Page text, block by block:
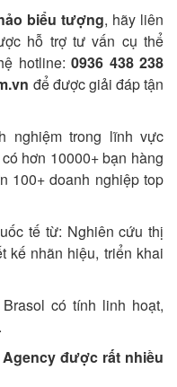
biểu tượng, hãy liên
hỗ trợ tư vấn cụ thể
hotline:0936 438 238
để được giải đáp tận
nghiệm trong lĩnh vực
hơn 10000+ bạn hàng
100+ doanh nghiệp top
tế từ: Nghiên cứu thị
kế nhãn hiệu, triển khai
có tính linh hoạt,
được rất nhiều